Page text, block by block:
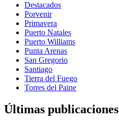
Destacados
Porvenir
Primavera
Puerto Natales
Puerto Williams
Punta Arenas
San Gregorio
Santiago
Tierra del Fuego
Torres del Paine
Últimas publicaciones